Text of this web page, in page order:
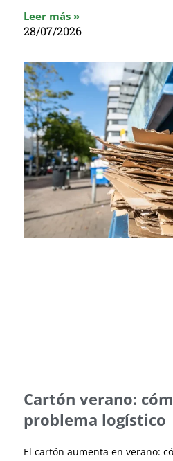
Leer más »
28/07/2026
Cartón verano:
problema logístico
El cartón aumenta en verano: